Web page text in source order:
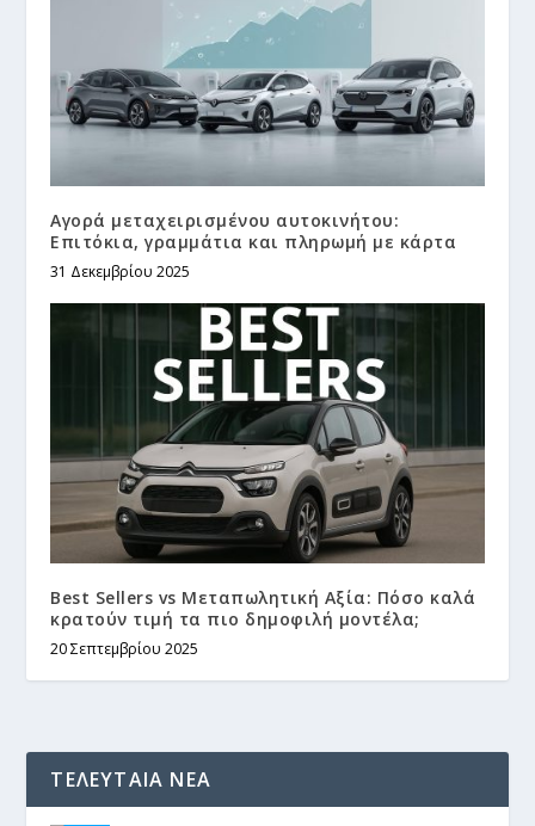
Αγορά μεταχειρισμένου αυτοκινήτου:
Επιτόκια, γραμμάτια και πληρωμή με κάρτα
31 Δεκεμβρίου 2025
Best Sellers vs Μεταπωλητική Αξία: Πόσο καλά
κρατούν τιμή τα πιο δημοφιλή μοντέλα;
20 Σεπτεμβρίου 2025
ΤΕΛΕΥΤΑΙΑ ΝΕΑ